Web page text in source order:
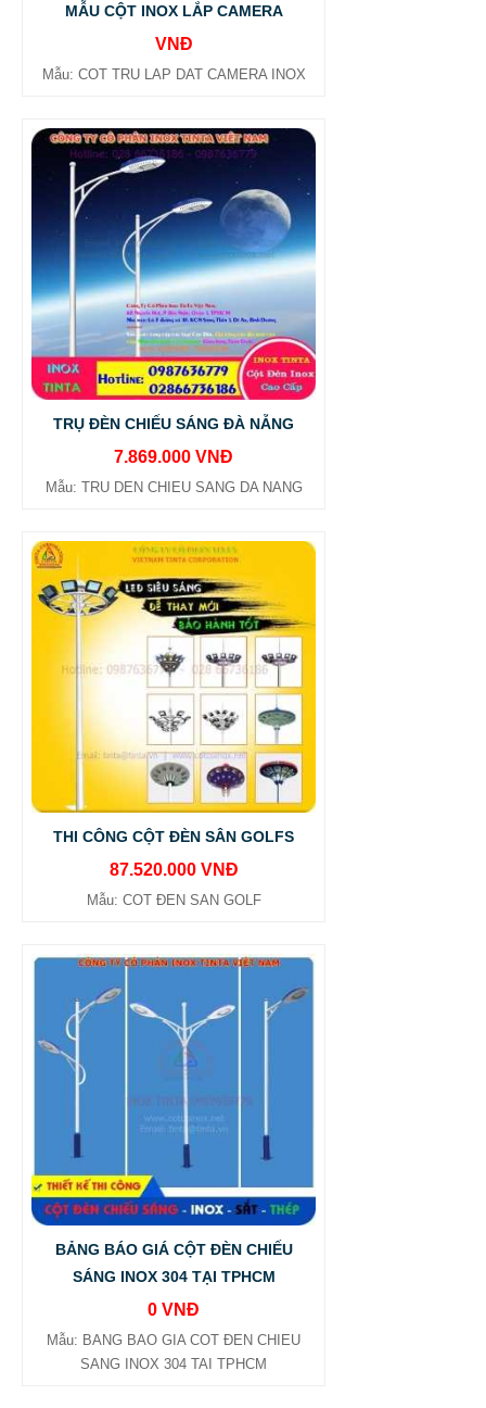
MẪU CỘT INOX LẮP CAMERA
VNĐ
Mẫu: COT TRU LAP DAT CAMERA INOX
TRỤ ĐÈN CHIẾU SÁNG ĐÀ NẴNG
7.869.000 VNĐ
Mẫu: TRU DEN CHIEU SANG DA NANG
THI CÔNG CỘT ĐÈN SÂN GOLFS
87.520.000 VNĐ
Mẫu: COT ĐEN SAN GOLF
BẢNG BÁO GIÁ CỘT ĐÈN CHIẾU
SÁNG INOX 304 TẠI TPHCM
0 VNĐ
Mẫu: BANG BAO GIA COT ĐEN CHIEU
SANG INOX 304 TAI TPHCM